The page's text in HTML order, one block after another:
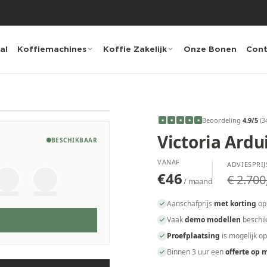
Koffiemachines Koffie Zakelijk Onze Bonen
BESCHIKBAAR
★ ★ ★ ★ ★ Beoordeling 4.9/5 (
Victoria
VANAF
€46/ maand €
Aanschafprijs met korting
Vaakdemo modellen
Proefplaatsing is mogelijk
Binnen 3 uur eenofferte op